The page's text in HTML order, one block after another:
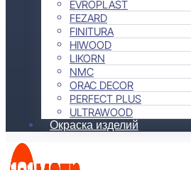
EVROPLAST
FEZARD
FINITURA
HIWOOD
LIKORN
NMC
ORAC DECOR
PERFECT PLUS
ULTRAWOOD
Окраска изделий